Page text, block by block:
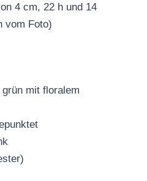
4 cm, 22 h und 14
vom Foto)
mit floralem